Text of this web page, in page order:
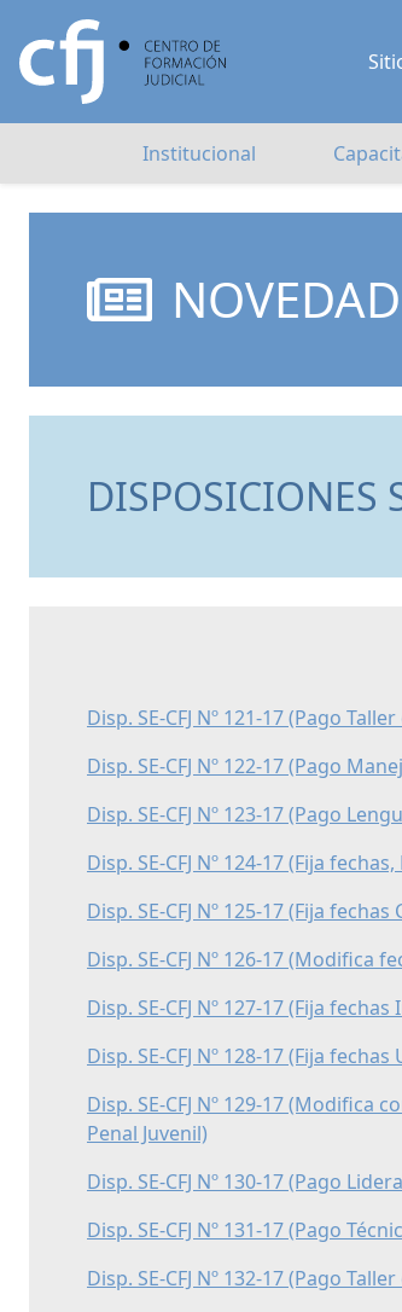
Institucional
DISPOSICIONES
Disp. SE-CFJ Nº 121-17 (Pago
Disp. SE-CFJ Nº 122-17 (Pago
Disp. SE-CFJ Nº 123-17 (Pago
Disp. SE-CFJ Nº 124-17 (Fija
Disp. SE-CFJ Nº 125-17 (Fija
Disp. SE-CFJ Nº 126-17
Disp. SE-CFJ Nº 127-17 (Fija
Disp. SE-CFJ Nº 128-17 (Fija
Disp. SE-CFJ Nº 129-17
Penal Juvenil)
Disp. SE-CFJ Nº 130-17 (Pago
Disp. SE-CFJ Nº 131-17 (Pago
Disp. SE-CFJ Nº 132-17 (Pago